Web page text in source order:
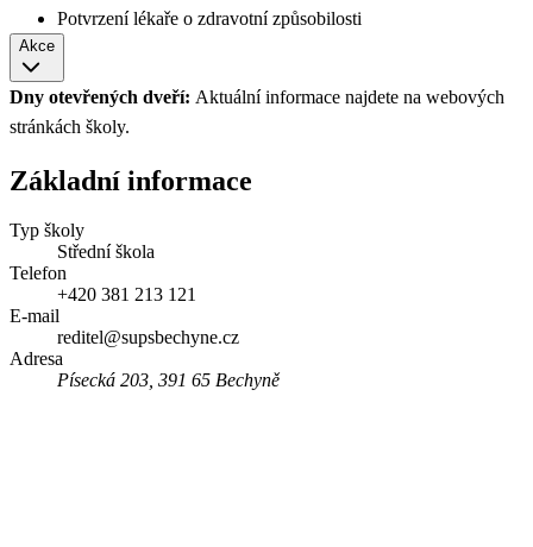
Potvrzení lékaře o zdravotní způsobilosti
Akce
Dny otevřených dveří: Aktuální informace najdete na webových
stránkách školy.
Základní informace
Typ školy
Střední škola
Telefon
+420 381 213 121
E-mail
reditel@supsbechyne.cz
Adresa
Písecká 203, 391 65 Bechyně